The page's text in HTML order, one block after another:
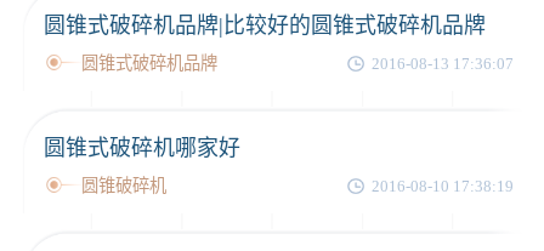
圆锥式破碎机品牌|比较好的圆锥式破碎机品牌
圆锥式破碎机品牌 2016-08-13 17:36:07
圆锥式破碎机哪家好
圆锥破碎机 2016-08-10 17:38:19